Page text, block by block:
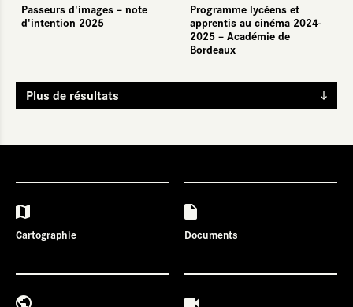
Passeurs d'images – note
d'intention 2025
Programme lycéens et
apprentis au cinéma 2024-
2025 – Académie de
Bordeaux
Plus de résultats
Cartographie Documents